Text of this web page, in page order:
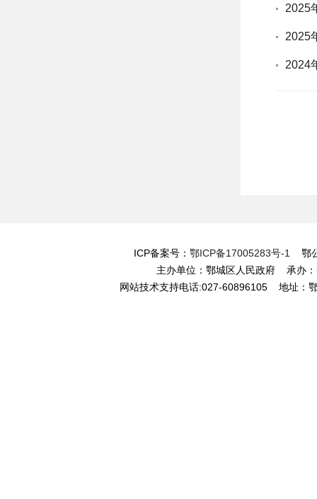
2025
2025
2024
ICP备案号： 鄂ICP备17005283号-1
鄂
主办单位：鄂城区人民政府 承办
网站技术支持电话:027-60896105 地址：